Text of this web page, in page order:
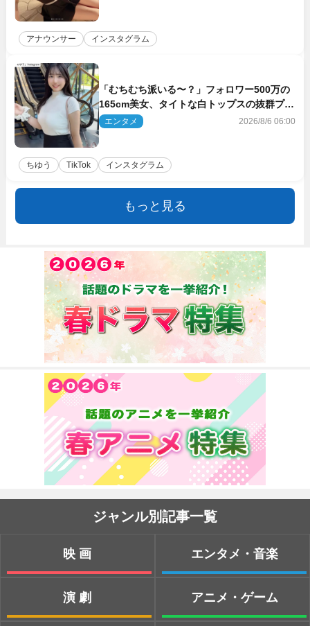
アナウンサー インスタグラム
「むちむち派いる〜？」フォロワー500万の
165cm美女、タイトな白トップスの抜群プロ
ポーションにネット衝撃
エンタメ 2026/8/6 06:00
ちゆう TikTok インスタグラム
もっと見る
ジャンル別記事一覧
映画
演劇
エンタメ・音楽
アニメ・ゲーム